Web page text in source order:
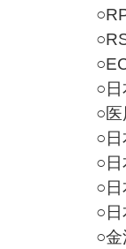
○
○
○
○
○
○
○